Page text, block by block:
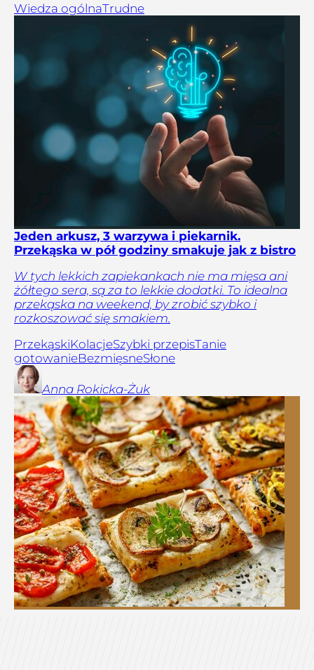
Wiedza ogólnaTrudne
Jeden arkusz, 3 warzywa i piekarnik.
Przekąska w pół godziny smakuje jak z bistro
W tych lekkich zapiekankach nie ma mięsa ani
żółtego sera, są za to lekkie dodatki. To idealna
przekąska na weekend, by zrobić szybko i
rozkoszować się smakiem.
PrzekąskiKolacjeSzybki przepisTanie
gotowanieBezmięsneSłone
Anna Rokicka-Żuk